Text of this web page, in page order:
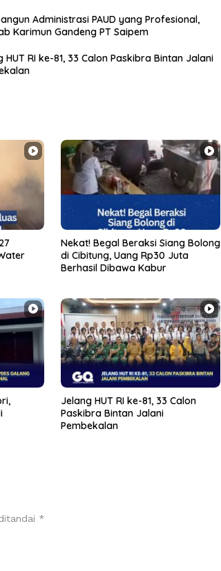
Administrasi PAUD yang Profesional,
Karimun Gandeng PT Saipem
HUT RI ke-81, 33 Calon Paskibra Bintan Jalani
Nekat! Begal Beraksi Siang Bolong
di Cibitung, Uang Rp30 Juta
Berhasil Dibawa Kabur
Jelang HUT RI ke-81, 33 Calon
Paskibra Bintan Jalani
Pembekalan
*